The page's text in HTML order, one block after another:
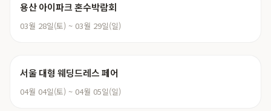
용산 아이파크 혼수박람회
03월 28일(토) ~ 03월 29일(일)
서울 대형 웨딩드레스 페어
04월 04일(토) ~ 04월 05일(일)